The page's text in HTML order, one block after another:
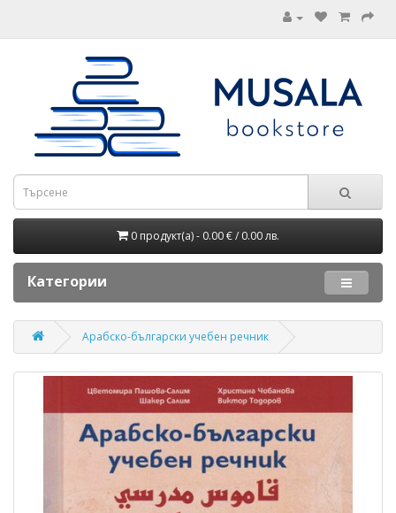
0 продукт(а) - 0.00 € / 0.00 лв.
Категории
Арабско-български учебен речник